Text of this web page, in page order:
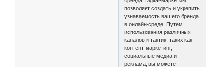
позволяет создать и укрепить
узнаваемость вашего бренда
в онлайн-среде. Путем
использования различных
каналов и тактик, таких как
контент-маркетинг,
социальные медиа и
реклама, вы можете